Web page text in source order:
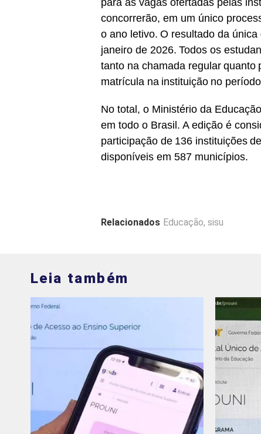
para as vagas ofertadas pelas
concorrerão, em um único
o ano letivo. O resultado da
janeiro de 2026. Todos os
tanto na chamada regular
matrícula na instituição no
No total, o Ministério da
em todo o Brasil. A edição é
participação de 136 instituições
disponíveis em 587 municípios.
Relacionados Educação, sisu
Leia também